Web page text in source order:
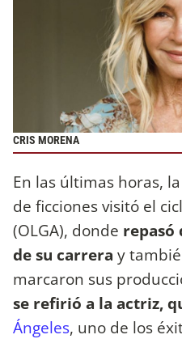
CRIS MORENA
En las últimas horas,
de ficciones visitó el
(OLGA), donde repasó
de su carrera y
marcaron sus
se refirió a la actriz,
Ángeles, uno de los